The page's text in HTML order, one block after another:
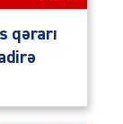
qərarı